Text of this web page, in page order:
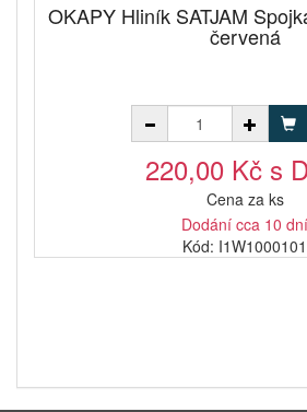
OKAPY Hliník SATJAM
červená
220,00 Kč s
Cena za ks
Dodání cca 10 dní
Kód: I1W1000101